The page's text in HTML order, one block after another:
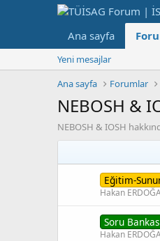
Ana sayfa
Yeni mesajlar
Ana sayfa
Forumlar
NEBOSH &
NEBOSH & IOSH
Eğitim-
Hakan
Soru
Hakan